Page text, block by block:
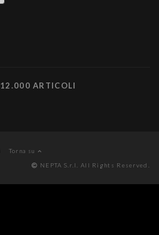
12.000 ARTICOLI
Torna su
NEPTA S.r.l. All Rights Reserved.